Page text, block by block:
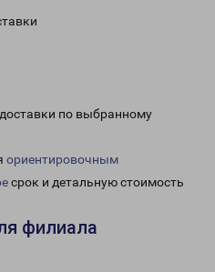
по выбранному
ориентировочным
срок и детальную стоимость
филиала